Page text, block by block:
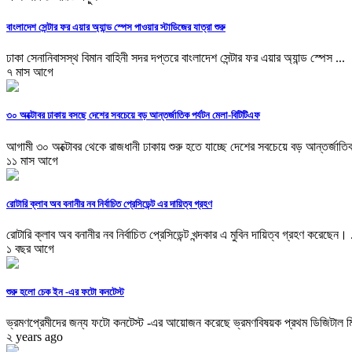
বাংলাদেশ সেন্টার ফর এয়ার অ্যান্ড স্পেস পাওয়ার স্টাডিজের যাত্রা শুরু
ঢাকা সেনানিবাসস্থ বিমান বাহিনী সদর দপ্তরে বাংলাদেশ সেন্টার ফর এয়ার অ্যান্ড স্পেস ...
৭ মাস আগে
৩০ অক্টোবর ঢাকায় বসছে দেশের সবচেয়ে বড় আন্তর্জাতিক পর্যটন মেলা-বিটিটিএফ
আগামী ৩০ অক্টোবর থেকে রাজধানী ঢাকায় শুরু হতে যাচ্ছে দেশের সবচেয়ে বড়
১১ মাস আগে
রোটারি ক্লাব অব বনানীর নব নির্বাচিত প্রেসিডেন্ট এর দায়িত্ব গ্রহণ
রোটারি ক্লাব অব বনানীর নব নির্বাচিত প্রেসিডেন্ট খন্দকার এ মুবিন দায়িত্ব গ্রহণ করেছেন।
১ বছর আগে
শুরু হলো চেক ইন -এর ফটো কনটেস্ট
ভ্রমণপ্রেমীদের জন্য ফটো কনটেস্ট -এর আয়োজন করেছে ভ্রমণবিষয়ক প্রথম ডিজিটাল
২ years ago